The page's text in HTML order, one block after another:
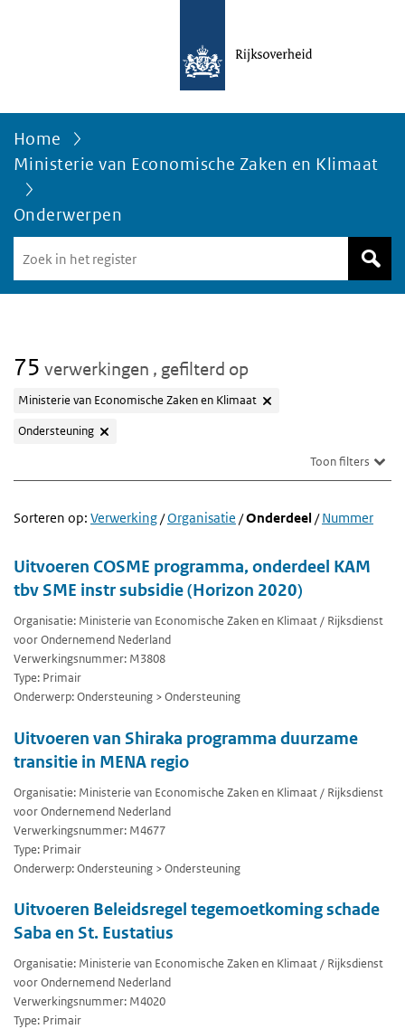
Home
Ministerie van Economische Zaken en Klimaat
Onderwerpen
in
het
75 verwerkingen , gefilterd op
Ministerie van Economische Zaken en Klimaat
Ondersteuning
Toon filters
Sorteren op: Verwerking/Organisatie /Onderdeel /Nummer
Uitvoeren COSME programma, onderdeel KAM
tbv SME instr subsidie (Horizon 2020)
Organisatie: Ministerie van Economische Zaken en Klimaat / Rijksdienst
voor Ondernemend Nederland
Verwerkingsnummer: M3808
Type: Primair
Onderwerp: Ondersteuning > Ondersteuning
Uitvoeren van Shiraka programma duurzame
transitie in MENA regio
Organisatie: Ministerie van Economische Zaken en Klimaat / Rijksdienst
voor Ondernemend Nederland
Verwerkingsnummer: M4677
Type: Primair
Onderwerp: Ondersteuning > Ondersteuning
Uitvoeren Beleidsregel tegemoetkoming schade
Saba en St. Eustatius
Organisatie: Ministerie van Economische Zaken en Klimaat / Rijksdienst
voor Ondernemend Nederland
Verwerkingsnummer: M4020
Type: Primair